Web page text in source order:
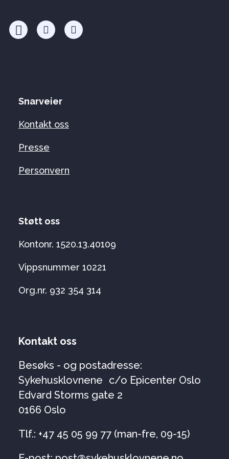
Snarveier
Kontakt oss
Presse
Personvern
Støtt oss
Kontonr. 1520.13.40109
Vippsnummer 10221
Org.nr. 932 354 314
Kontakt oss
Besøks - og postadresse:
Sykehusklovnene c/o Epicenter Oslo
Edvard Storms gate 2
0166 Oslo
Tlf.: +47 45 05 99 77 (man-fre, 09-15)